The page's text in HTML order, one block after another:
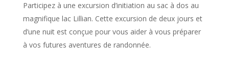
Participez à une excursion d’initiation au sac à dos au
magnifique lac Lillian. Cette excursion de deux jours et
d’une nuit est conçue pour vous aider à vous préparer
à vos futures aventures de randonnée.